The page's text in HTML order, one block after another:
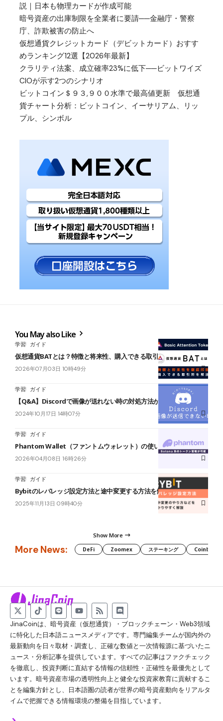
説｜日本も物理カードが作成可能
暗号資産の出庫制限を全業者に要請──金融庁・警察
庁、詐欺被害の防止へ
仮想通貨クレジットカード（デビットカード）おすす
めランキング12選【2026年最新】
クラリティ法案、成立確率23%に低下──ビットワイズ
CIOが示す2つのシナリオ
ビットコイン＄９３,９００水準で最高値更新 仮想通
貨チャート分析：ビットコイン、イーサリアム、リッ
プル、シンボル
You May also Like
学習 ガイド
仮想通貨BATとは？特徴と将来性、購入できる取引所を解説
2026年07月03日 10時49分
学習 ガイド
【Q&A】Discordで画像が送れない時の対処方法が知りたい
2024年10月17日 14時07分
学習 ガイド
Phantom Wallet（ファントムウォレット）の使い方【スマホ版】
2026年04月08日 16時26分
学習 ガイド
Bybitのレバレッジ設定方法と途中変更する方法を解説
2025年11月13日 09時40分
Show More
More News: DeFi Zoomex ステーキング Coinbase
JinaCoinは、暗号資産（仮想通貨）・ブロックチェーン・Web3領域
に特化した日本語ニュースメディアです。専門編集チームが国内外の
最新動向を日々取材・調査し、正確な数値と一次情報源に基づいたニ
ュース・分析記事を提供しています。すべての記事はファクチェック
を徹底し、投資判断に直結する情報の信頼性・正確性を最優先として
います。暗号資産市場の透明性向上と健全な投資家教育に貢献するこ
とを編集方針とし、日本語圏の読者が世界の暗号資産動向をリアルタ
イムで把握できる情報環境の整備を目指しています。